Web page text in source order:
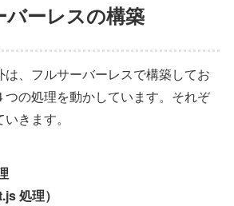
バーレスの構築
は、フルサーバーレスで構築してお
つの処理を動かしています。それぞ
きます。
処理）